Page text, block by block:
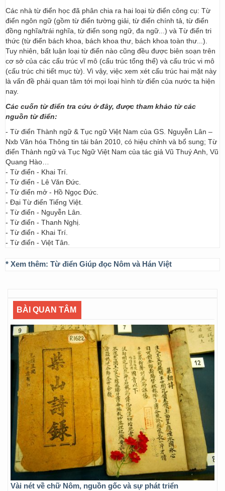
Các nhà từ điển học đã phân chia ra hai loại từ điển công cụ: Từ
điển ngôn ngữ (gồm từ điển tường giải, từ điển chính tả, từ điển
đồng nghĩa/trái nghĩa, từ điển song ngữ, đa ngữ...) và Từ điển tri
thức (từ điển bách khoa, bách khoa thư, bách khoa toàn thư...).
Tuy nhiên, bất luận loại từ điển nào cũng đều được biên soạn trên
cơ sở của các cấu trúc vĩ mô (cấu trúc tổng thể) và cấu trúc vi mô
(cấu trúc chi tiết mục từ). Vì vậy, việc xem xét cấu trúc hai mặt này
là vấn đề phải quan tâm tới mọi loại hình từ điển của nước ta hiện
nay.
Các cuốn từ điển tra cứu ở đây, được tham khảo từ các
nguồn từ điển:
- Từ điển Thành ngữ & Tục ngữ Việt Nam của GS. Nguyễn Lân –
Nxb Văn hóa Thông tin tái bản 2010, có hiệu chỉnh và bổ sung; Từ
điển Thành ngữ và Tục Ngữ Việt Nam của tác giả Vũ Thuý Anh, Vũ
Quang Hào…
- Từ điển - Khai Trí.
- Từ điển - Lê Văn Đức.
- Từ điển mở - Hồ Ngọc Đức.
- Đại Từ điển Tiếng Việt.
- Từ điển - Nguyễn Lân.
- Từ điển - Thanh Nghị.
- Từ điển - Khai Trí.
- Từ điển - Việt Tân.
* Xem thêm: Từ điển Giúp đọc Nôm và Hán Việt
BÀI QUAN TÂM
Vài nét về chữ Nôm, nguồn gốc và sự phát triển